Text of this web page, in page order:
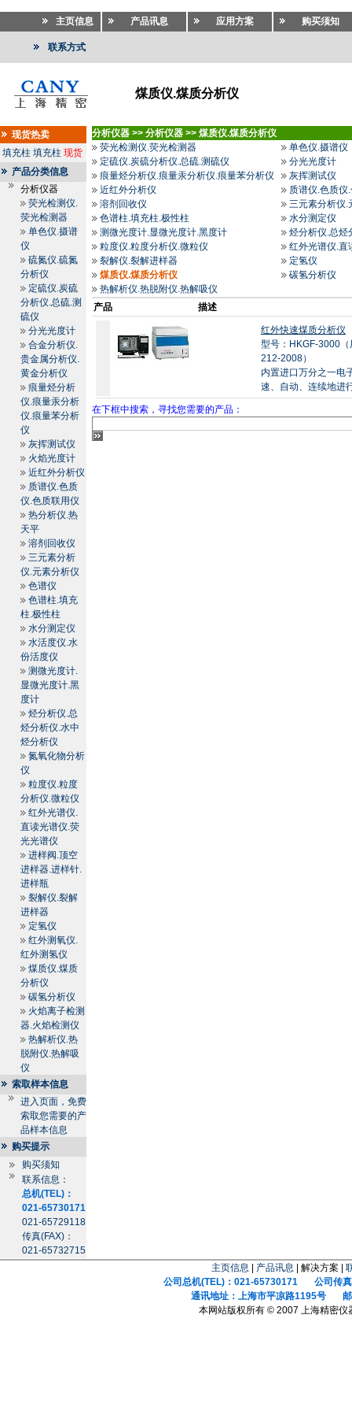
主页信息 产品讯息 应用方案 购买须知
联系方式
煤质仪.煤质分析仪
现货热卖
填充柱 填充柱 现货
产品分类信息
分析仪器
荧光检测仪.
荧光检测器
单色仪.摄谱
仪
硫氮仪.硫氮
分析仪
定硫仪.炭硫
分析仪.总硫.测
硫仪
分光光度计
合金分析仪.
贵金属分析仪.
黄金分析仪
痕量烃分析
仪.痕量汞分析
仪.痕量苯分析
仪
灰挥测试仪
火焰光度计
近红外分析仪
质谱仪.色质
仪.色质联用仪
热分析仪.热
天平
溶剂回收仪
三元素分析
仪.元素分析仪
色谱仪
色谱柱.填充
柱.极性柱
水分测定仪
水活度仪.水
份活度仪
测微光度计.
显微光度计.黑
度计
烃分析仪.总
烃分析仪.水中
烃分析仪
氮氧化物分析
仪
粒度仪.粒度
分析仪.微粒仪
红外光谱仪.
直读光谱仪.荧
光光谱仪
进样阀.顶空
进样器.进样针.
进样瓶
裂解仪.裂解
进样器
定氢仪
红外测氧仪.
红外测氢仪
煤质仪.煤质
分析仪
碳氢分析仪
火焰离子检测
器.火焰检测仪
热解析仪.热
脱附仪.热解吸
仪
索取样本信息
进入页面，免费
索取您需要的产
品样本信息
购买提示
购买须知
联系信息：
总机(TEL)：
021-65730171
021-65729118
传真(FAX)：
021-65732715
分析仪器 >> 分析仪器 >> 煤质仪.煤质分析仪
荧光检测仪.荧光检测器
单色仪.摄谱仪
定硫仪.炭硫分析仪.总硫.测硫仪
分光光度计
痕量烃分析仪.痕量汞分析仪.痕量苯分析仪
灰挥测试仪
近红外分析仪
质谱仪.色质仪
溶剂回收仪
三元素分析仪.
色谱柱.填充柱.极性柱
水分测定仪
测微光度计.显微光度计.黑度计
烃分析仪.总烃
粒度仪.粒度分析仪.微粒仪
红外光谱仪.直
裂解仪.裂解进样器
定氢仪
煤质仪.煤质分析仪
碳氢分析仪
热解析仪.热脱附仪.热解吸仪
产品
描述
红外快速煤质分析仪
型号：HKGF-3000
212-2008）
内置进口万分之一电
速、自动、连续地进
在下框中搜索，寻找您需要的产品：
主页信息 产品讯息 | 解决方案 |
公司总机(TEL)：021-65730171 公司传真
通讯地址：上海市平凉路1195号 邮
本网站版权所有 © 2007 上海精密仪